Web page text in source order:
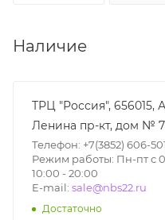
Наличие
ТРЦ "Россия", 656015,
Ленина пр-кт, дом №
Телефон: +7(3852) 606-
Режим работы: Пн-пт с
10:00 - 20:00
E-mail: sale@nbs22.ru
Достаточно